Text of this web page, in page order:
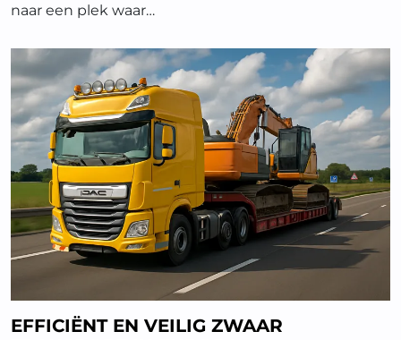
naar een plek waar…
EFFICIËNT EN VEILIG ZWAAR